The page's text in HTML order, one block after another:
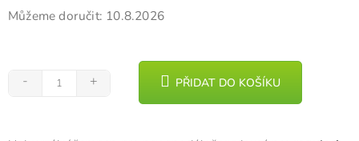
Můžeme doručit: 10.8.2026
PŘIDAT DO KOŠÍKU